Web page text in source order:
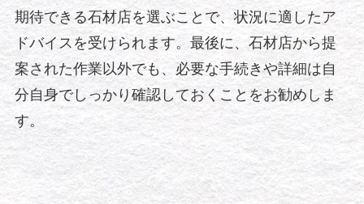
期待できる石材店を選ぶことで、状況に適したア
ドバイスを受けられます。最後に、石材店から提
案された作業以外でも、必要な手続きや詳細は自
分自身でしっかり確認しておくことをお勧めしま
す。